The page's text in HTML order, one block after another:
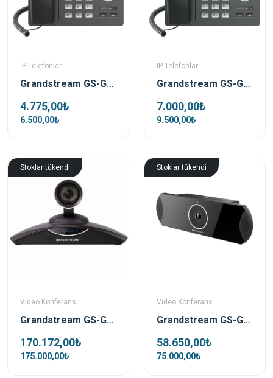
IP Telefonlar
Grandstream GS-GRP2612 Ip Telefon
4.775,00₺
6.500,00₺
IP Telefonlar
Grandstream GS-GRP2612W Poe Destekli Wifi Ip Telefon
7.000,00₺
9.500,00₺
Stoklar tükendi
Video Konferans
Grandstream GS-GVC3202 Video Konferans Cihazı
170.172,00₺
175.000,00₺
Stoklar tükendi
Video Konferans
Grandstream GS-GVC3210 Video Konferans Cihazı
58.650,00₺
75.000,00₺